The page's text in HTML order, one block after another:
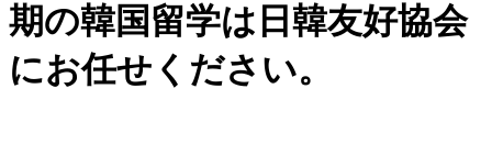
期の韓国留学は日韓友好協会
にお任せください。